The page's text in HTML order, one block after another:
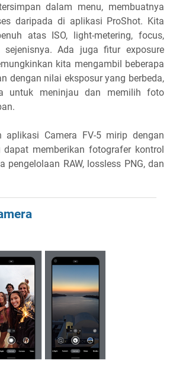
dalam menu, membuatnya
daripada di aplikasi ProShot. Kita
atas ISO, light-metering, focus,
Ada juga fitur exposure
kita mengambil beberapa
dengan nilai eksposur yang berbeda,
untuk meninjau dan memilih foto
aplikasi Camera FV-5 mirip dengan
dapat memberikan fotografer kontrol
pengelolaan RAW, lossless PNG, dan